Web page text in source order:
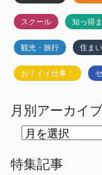
スクール 知っ得
観光・旅行 住まい
お！イイ仕事！
月別アーカイブ
ー
カ
特集記事